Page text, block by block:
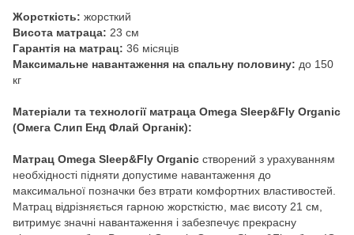
Жорсткість: жорсткий
Висота матраца: 23 см
Гарантія на матрац: 36 місяців
Максимальне навантаження на спальну половину: до 150
кг
Матеріали та технології матраца Omega Sleep&Fly Organic
(Омега Слип Енд Флай Органік):
Матрац Omega Sleep&Fly Organic створений з урахуванням
необхідності підняти допустиме навантаження до
максимальної позначки без втрати комфортних властивостей.
Матрац відрізняється гарною жорсткістю, має висоту 21 см,
витримує значні навантаження і забезпечує прекрасну